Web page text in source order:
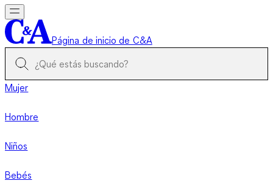
Página de inicio de C&A
Mujer
Hombre
Niños
Bebés